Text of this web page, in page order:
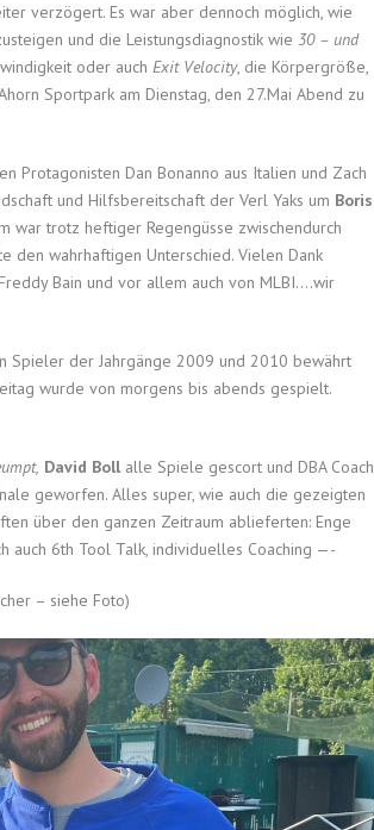
verzögert. Es war aber dennoch möglich, wie
und die Leistungsdiagnostik wie 30 – und
oder auch Exit Velocity, die Körpergröße,
Sportpark am Dienstag, den 27.Mai Abend zu
Protagonisten Dan Bonanno aus Italien und Zach
und Hilfsbereitschaft der Verl Yaks um Boris
war trotz heftiger Regengüsse zwischendurch
den wahrhaftigen Unterschied. Vielen Dank
Bain und vor allem auch von MLBI….wir
Spieler der Jahrgänge 2009 und 2010 bewährt
wurde von morgens bis abends gespielt.
David Bollalle Spiele gescort und DBA Coach
geworfen. Alles super, wie auch die gezeigten
über den ganzen Zeitraum ablieferten: Enge
auch 6th Tool Talk, individuelles Coaching —-
– siehe Foto)